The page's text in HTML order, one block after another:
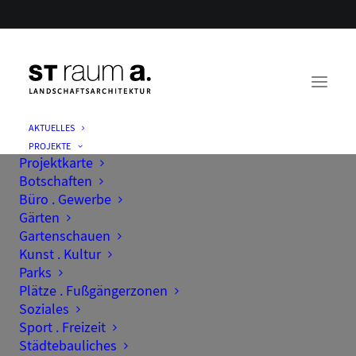
AKTUELLES
PROJEKTE
Projektkarte
Botschaften
Büro . Gewerbe
Gärten
Gartenschauen
Kunst . Kultur
Parks
Plätze . Fußgängerzonen
Soziales
Sport . Freizeit
Städtebauliches